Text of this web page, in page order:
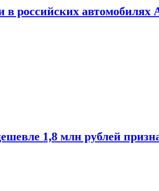
российских автомобилях
1,8 млн рублей